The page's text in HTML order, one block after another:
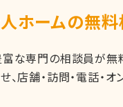
ホームの無料
専門の相談員が無
店舗・訪問・電話・